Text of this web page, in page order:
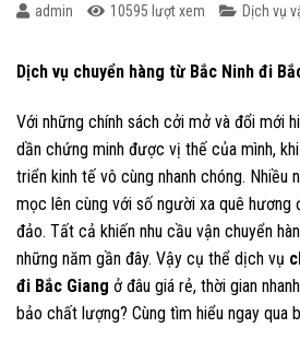
admin 10595 lượt xem Dịch vụ
Dịch vụ chuyển hàng từ Bắc Ninh đi
Với những chính sách cởi mở và đổi mới
dần chứng minh được vị thế của mình,
triển kinh tế vô cùng nhanh chóng. Nhiều
mọc lên cùng với số người xa quê hương
đảo. Tất cả khiến nhu cầu vận chuyển
những năm gần đây. Vậy cụ thể dịch vụ
đi Bắc Giang ở đâu giá rẻ, thời gian
bảo chất lượng? Cùng tìm hiểu ngay qua